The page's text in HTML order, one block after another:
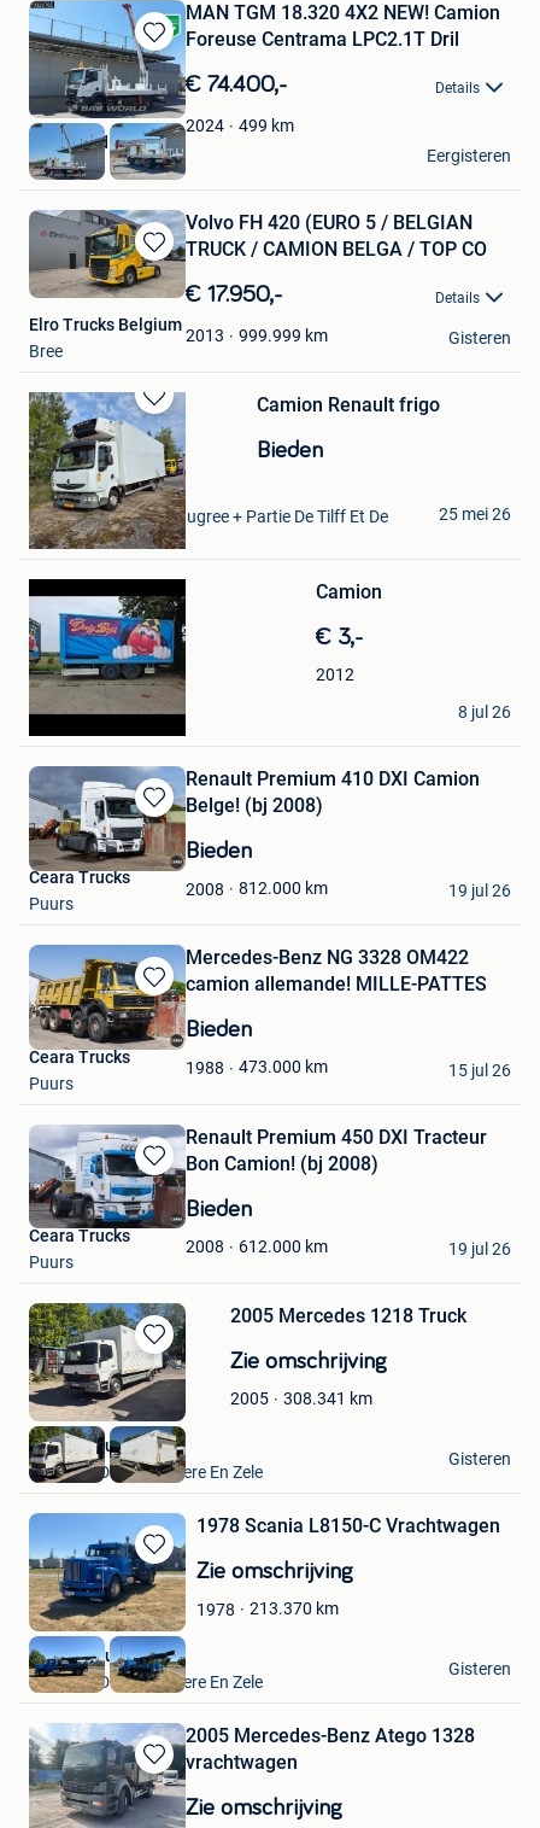
Bewaren
in
Mijn
Favorieten
MAN TGM 18.320 4X2 NEW! Camion
Foreuse Centrama LPC2.1T Dril
€ 74.400,- Details
2024 499 km
BAS World B.V.
Veghel
Eergisteren
Bewaren
in
Favorieten
Volvo FH 420 (EURO 5 / BELGIAN
TRUCK / CAMION BELGA / TOP CO
€ 17.950,- Details
2013 999.999 km
Elro Trucks Belgium
Bree
Gisteren
Bewaren
Favorieten
Camion Renault frigo
Bieden
Ahmed El bachyry
Angleur + Partie De Ougree + Partie De Tilff Et De
Embourg
25 mei 26
Bewaren
Mijn
Favorieten
Camion
€ 3,-
2012
Tony
8 jul 26
Bewaren
in
Mijn
Favorieten
Renault Premium 410 DXI Camion
Belge! (bj 2008)
Bieden
2008 812.000 km
Ceara Trucks
Puurs
19 jul 26
Bewaren
in
Mijn
Favorieten
Mercedes-Benz NG 3328 OM422
camion allemande! MILLE-PATTES
Bieden
1988 473.000 km
Ceara Trucks
Puurs
15 jul 26
Bewaren
in
Mijn
Favorieten
Renault Premium 450 DXI Tracteur
Bon Camion! (bj 2008)
Bieden
2008 612.000 km
Ceara Trucks
Puurs
19 jul 26
Bewaren
in
Mijn
Favorieten
2005 Mercedes 1218 Truck
Zie omschrijving
2005 308.341 km
VAVATO Auctions
Lokeren+Deel Overmere En Zele
Gisteren
Bewaren
in
Mijn
Favorieten
1978 Scania L8150-C Vrachtwagen
Zie omschrijving
1978 213.370 km
VAVATO Auctions
Lokeren+Deel Overmere En Zele
Gisteren
Bewaren
in
Mijn
2005 Mercedes-Benz Atego 1328
vrachtwagen
Zie omschrijving